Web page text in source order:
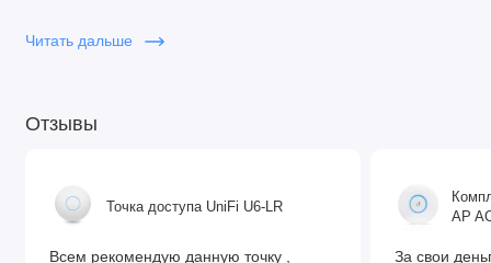
домов.
Основное
Архитектура:
ARM 64 бит
Процессор:
Ядер процессора: 4
Читать дальше
Отзывы
Точка доступа UniFi U6-LR
Всем рекомендую данную точку ,
AP
За свои